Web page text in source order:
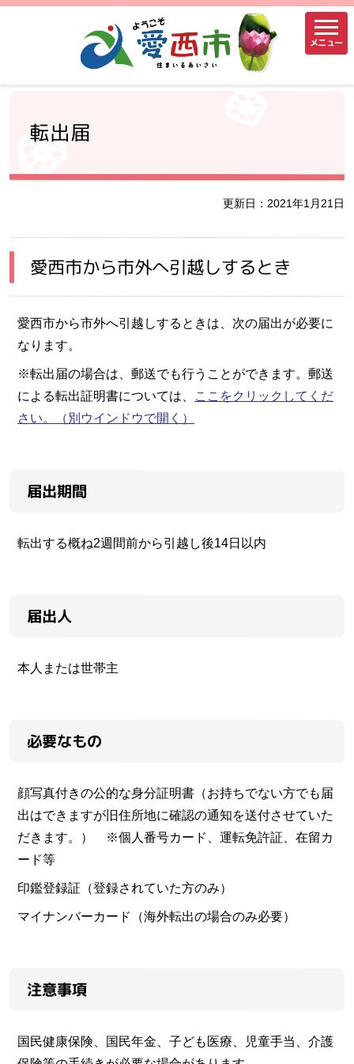
メニュー
転出届
更新日：2021年1月21日
愛西市から市外へ引越しするとき
愛西市から市外へ引越しするときは、次の届出が必要に
なります。
※転出届の場合は、郵送でも行うことができます。郵送
による転出証明書については、
ここをクリックしてくだ
さい。
（別ウインドウで開く）
届出期間
転出する概ね2週間前から引越し後14日以内
届出人
本人または世帯主
必要なもの
顔写真付きの公的な身分証明書（お持ちでない方でも届
出はできますが旧住所地に確認の通知を送付させていた
だきます。） ※個人番号カード、運転免許証、在留カ
ード等
印鑑登録証（登録されていた方のみ）
マイナンバーカード（海外転出の場合のみ必要）
注意事項
国民健康保険、国民年金、子ども医療、児童手当、介護